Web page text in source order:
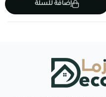
إضافة للسلة